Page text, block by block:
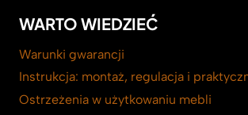
WARTO WIEDZIEĆ
Warunki gwarancji
Instrukcja: montaż, regulacja i
Ostrzeżenia w użytkowaniu mebli